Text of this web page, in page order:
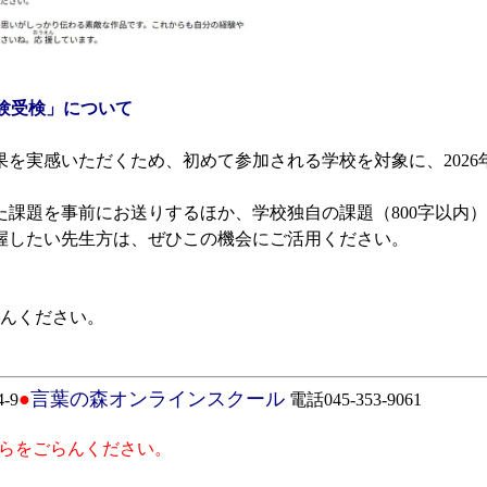
検」について
実感いただくため、初めて参加される学校を対象に、2026
題を事前にお送りするほか、学校独自の課題（800字以内
たい先生方は、ぜひこの機会にご活用ください。
ください。
9●言葉の森オンラインスクール 電話045-353-9061
をごらんください。